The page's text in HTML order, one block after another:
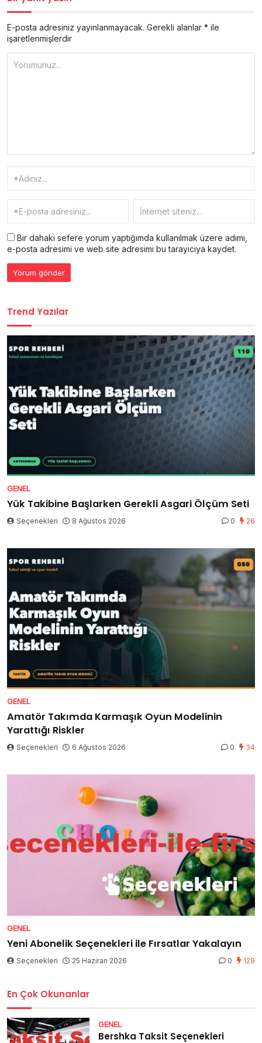
E-posta adresiniz yayınlanmayacak. Gerekli alanlar * ile
işaretlenmişlerdir
Bir dahaki sefere yorum yaptığımda kullanılmak üzere adımı,
e-posta adresimi ve web site adresimi bu tarayıcıya kaydet.
Trend Yazılar
GENEL
Yük Takibine Başlarken Gerekli Asgari Ölçüm Seti
Seçenekleri 8 Ağustos 2026 0 26
GENEL
Amatör Takımda Karmaşık Oyun Modelinin
Yarattığı Riskler
Seçenekleri 6 Ağustos 2026 0 34
GENEL
Yeni Abonelik Seçenekleri ile Fırsatlar Yakalayın
Seçenekleri 25 Haziran 2026 0 129
En Çok Okunanlar
GENEL
Bershka Taksit Seçenekleri